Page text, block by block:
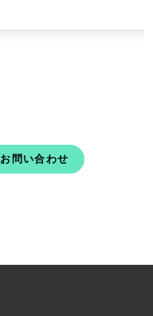
お問い合わせ